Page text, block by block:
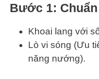
Bước 1:
Khoai lang với
Lò vi sóng (Ưu
năng nướng).